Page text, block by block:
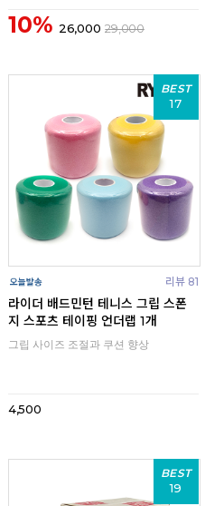
10% 26,000 29,000
BEST
17
리뷰 81
라이더 배드민턴 테니스 그립 스폰
지 스포츠 테이핑 언더랩 1개
그립 사이즈 조절과 쿠션 향상
4,500
BEST
19